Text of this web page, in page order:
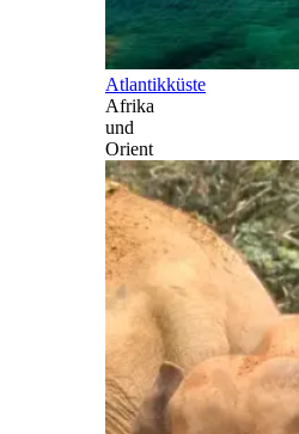
Atlantikküste
Afrika
und
Orient